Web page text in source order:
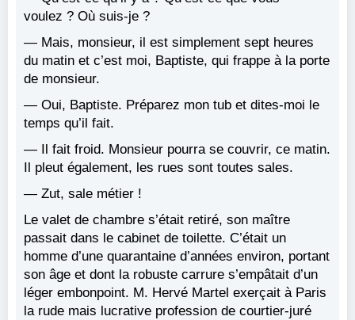
voulez ? Où suis-je ?
— Mais, monsieur, il est simplement sept heures
du matin et c’est moi, Baptiste, qui frappe à la porte
de monsieur.
— Oui, Baptiste. Préparez mon tub et dites-moi le
temps qu’il fait.
— Il fait froid. Monsieur pourra se couvrir, ce matin.
Il pleut également, les rues sont toutes sales.
— Zut, sale métier !
Le valet de chambre s’était retiré, son maître
passait dans le cabinet de toilette. C’était un
homme d’une quarantaine d’années environ, portant
son âge et dont la robuste carrure s’empâtait d’un
léger embonpoint. M. Hervé Martel exerçait à Paris
la rude mais lucrative profession de courtier-juré